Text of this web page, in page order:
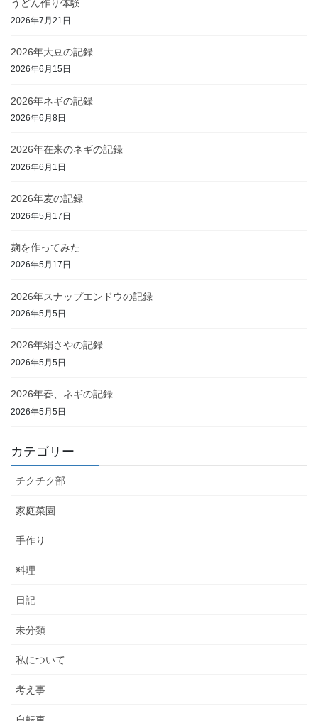
うどん作り体験
2026年7月21日
2026年大豆の記録
2026年6月15日
2026年ネギの記録
2026年6月8日
2026年在来のネギの記録
2026年6月1日
2026年麦の記録
2026年5月17日
麹を作ってみた
2026年5月17日
2026年スナップエンドウの記録
2026年5月5日
2026年絹さやの記録
2026年5月5日
2026年春、ネギの記録
2026年5月5日
カテゴリー
チクチク部
家庭菜園
手作り
料理
日記
未分類
私について
考え事